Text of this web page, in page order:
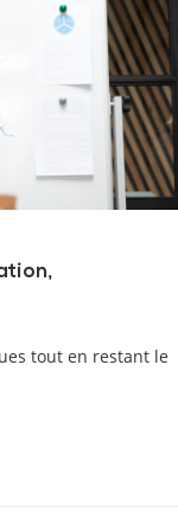
tout en restant le